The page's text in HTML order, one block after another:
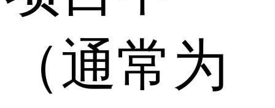
（通常为